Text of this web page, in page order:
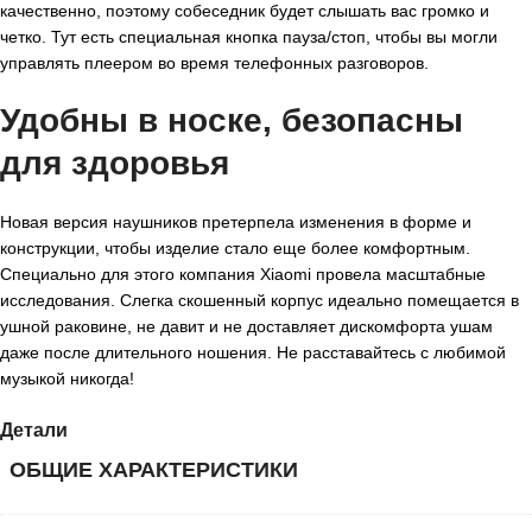
качественно, поэтому собеседник будет слышать вас громко и
четко. Тут есть специальная кнопка пауза/стоп, чтобы вы могли
управлять плеером во время телефонных разговоров.
Удобны в носке, безопасны
для здоровья
Новая версия наушников претерпела изменения в форме и
конструкции, чтобы изделие стало еще более комфортным.
Специально для этого компания Xiaomi провела масштабные
исследования. Слегка скошенный корпус идеально помещается в
ушной раковине, не давит и не доставляет дискомфорта ушам
даже после длительного ношения. Не расставайтесь с любимой
музыкой никогда!
Детали
ОБЩИЕ ХАРАКТЕРИСТИКИ